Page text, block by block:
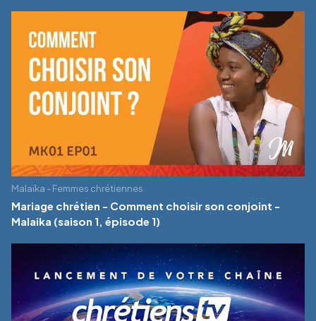
Malaïka - Femmes chrétiennes
Mariage chrétien - Comment choisir son conjoint -
Malaika (saison 1, épisode 1)